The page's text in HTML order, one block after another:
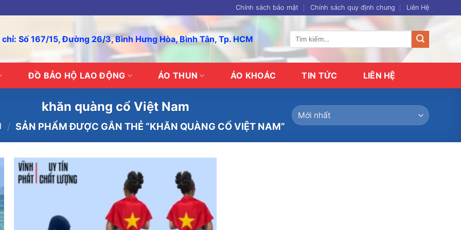
Chính sách bảo mật Chính sách quy định chung Liên Hệ
Số 167/15, Đường 26/3, Bình Hưng Hòa, Bình Tân, Tp. HCM
Tìm
ĐỒ BẢO HỘ LAO ĐỘNG ÁO THUN ÁO KHOÁC TIN TỨC LIÊN HỆ
khăn quàng cổ Việt Nam
/ SẢN PHẨM ĐƯỢC GẮN THẺ “KHĂN QUÀNG CỔ VIỆT NAM”